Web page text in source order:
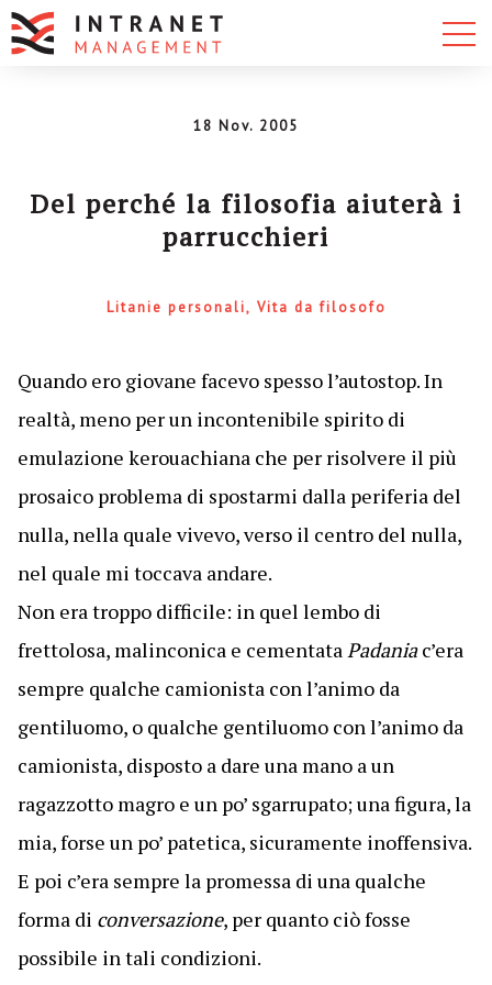
18 Nov. 2005
Del perché la filosofia aiuterà i
parrucchieri
Litanie personali Vita da filosofo
Quando ero giovane facevo spesso l’autostop. In
realtà, meno per un incontenibile spirito di
emulazione kerouachiana che per risolvere il più
prosaico problema di spostarmi dalla periferia del
nulla, nella quale vivevo, verso il centro del nulla,
nel quale mi toccava andare.
Non era troppo difficile: in quel lembo di
frettolosa, malinconica e cementataPadaniac’era
sempre qualche camionista con l’animo da
gentiluomo, o qualche gentiluomo con l’animo da
camionista, disposto a dare una mano a un
ragazzotto magro e un po’ sgarrupato; una figura, la
mia, forse un po’ patetica, sicuramente inoffensiva.
E poi c’era sempre la promessa di una qualche
forma di conversazione, per quanto ciò fosse
possibile in tali condizioni.